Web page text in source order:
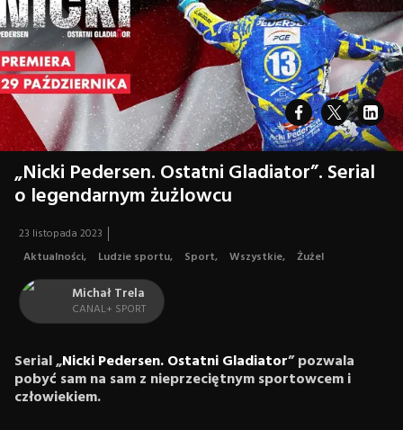
„Nicki Pedersen. Ostatni Gladiator”. Serial
o legendarnym żużlowcu
23 listopada 2023
Aktualności, Ludzie sportu, Sport, Wszystkie, Żużel
Michał Trela
CANAL+ SPORT
Serial „Nicki Pedersen. Ostatni Gladiator” pozwala
pobyć sam na sam z nieprzeciętnym sportowcem i
człowiekiem.